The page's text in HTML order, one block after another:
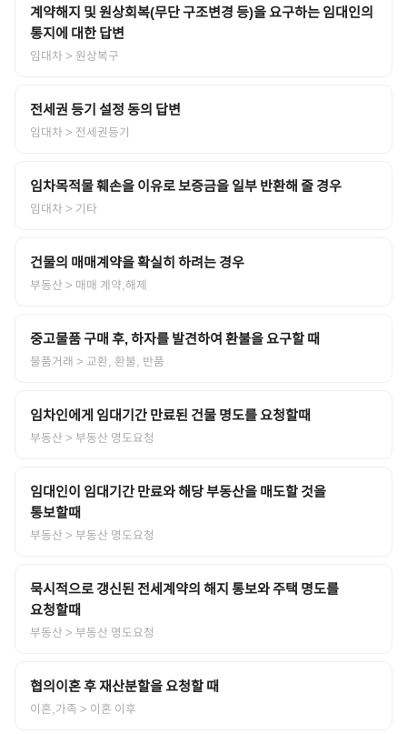
계약해지 및 원상회복(무단 구조변경 등)을 요구하는 임대인의
통지에 대한 답변
임대차> 원상복구
전세권 등기 설정 동의 답변
임대차> 전세권등기
임차목적물 훼손을 이유로 보증금을 일부 반환해 줄 경우
임대차> 기타
건물의 매매계약을 확실히 하려는 경우
부동산 > 매매 계약,해제
중고물품 구매 후, 하자를 발견하여 환불을 요구할 때
물품거래 > 교환, 환불, 반품
임차인에게 임대기간 만료된 건물 명도를 요청할때
부동산 > 부동산 명도요청
임대인이 임대기간 만료와 해당 부동산을 매도할 것을
통보할때
부동산 > 부동산 명도요청
묵시적으로 갱신된 전세계약의 해지 통보와 주택 명도를
요청할때
부동산 > 부동산 명도요청
협의이혼 후 재산분할을 요청할 때
이혼,가족 > 이혼 이후